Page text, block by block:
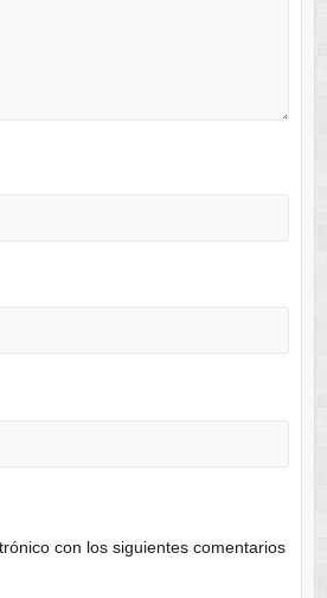
con los siguientes comentarios